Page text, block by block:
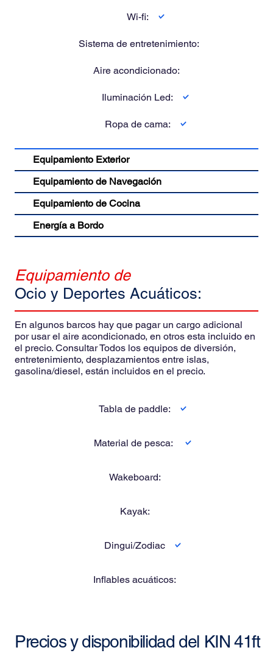
meets comfort and adventure! 🌊🐠☀️ 👉 Contact us to
Wi-fi:
Sistema de entretenimiento:
Aire acondicionado:
Ropa de cama:
Iluminación Led:
Equipamiento Exterior
Equipamiento de Navegación
Equipamiento de Cocina
Energía a Bordo
Equipamiento de
Ocio y Deportes Acuáticos:
En algunos barcos hay que pagar un cargo adicional
por usar el aire acondicionado, en otros esta incluido en
el precio. Consultar Todos los equipos de diversión,
entretenimiento, desplazamientos entre islas,
gasolina/diesel, están incluidos en el precio.
Tabla de paddle:
Material de pesca:
Kayak:
Dingui/Zodiac
Wakeboard:
Inflables acuáticos:
Precios y disponibilidad del KIN 41ft